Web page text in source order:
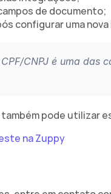
de documento;
configurar uma
CNPJ é uma das
pode utilizar
na Zuppy